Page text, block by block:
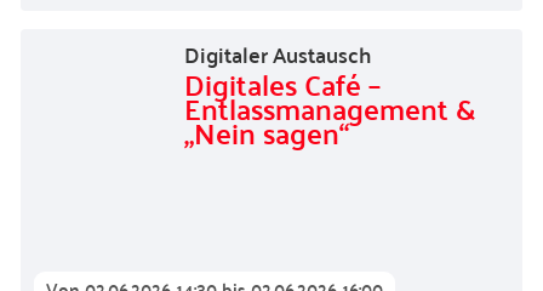
Digitaler Austausch
Digitales Café –
Entlassmanagement &
„Nein sagen“